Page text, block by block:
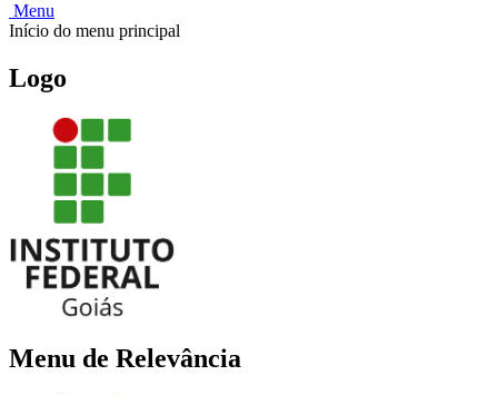
Menu
Início do menu principal
Logo
Menu de Relevância